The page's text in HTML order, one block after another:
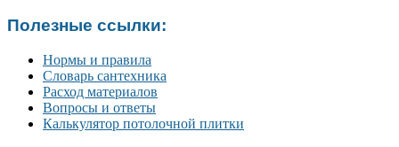
Полезные ссылки:
Нормы и правила
Словарь сантехника
Расход материалов
Вопросы и ответы
Калькулятор потолочной плитки